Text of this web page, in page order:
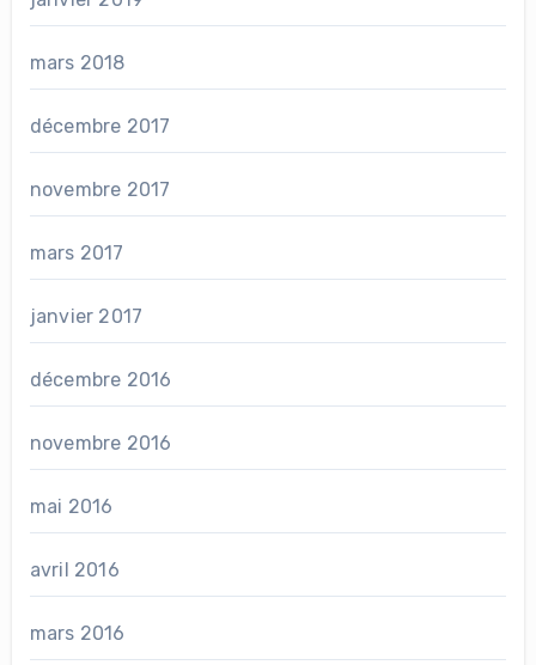
mars 2018
décembre 2017
novembre 2017
mars 2017
janvier 2017
décembre 2016
novembre 2016
mai 2016
avril 2016
mars 2016